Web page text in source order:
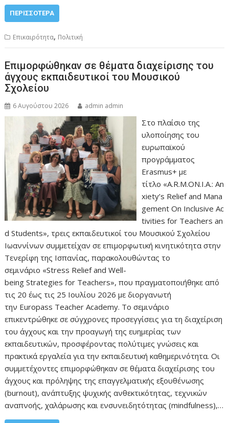
ΠΕΡΙΣΣΌΤΕΡΑ
Επικαιρότητα, Πολιτική
Eπιμορφώθηκαν σε θέματα διαχείρισης του
άγχους εκπαιδευτικοί του Μουσικού
Σχολείου
6 Αυγούστου 2026 admin admin
Στο πλαίσιο της
υλοποίησης του
ευρωπαϊκού
προγράμματος
Erasmus+ με
τίτλο «A.R.M.ON.I.A.: An
xiety’s Relief and Mana
gement On Inclusive Ac
tivities for Teachers an
d Students», τρεις εκπαιδευτικοί του Μουσικού Σχολείου
Ιωαννίνων συμμετείχαν σε επιμορφωτική κινητικότητα στην
Τενερίφη της Ισπανίας, παρακολουθώντας το
σεμινάριο «Stress Relief and Well-
being Strategies for Teachers», που πραγματοποιήθηκε από
τις 20 έως τις 25 Ιουλίου 2026 με διοργανωτή
την Europass Teacher Academy. Το σεμινάριο
επικεντρώθηκε σε σύγχρονες προσεγγίσεις για τη διαχείριση
του άγχους και την προαγωγή της ευημερίας των
εκπαιδευτικών, προσφέροντας πολύτιμες γνώσεις και
πρακτικά εργαλεία για την εκπαιδευτική καθημερινότητα. Οι
συμμετέχοντες επιμορφώθηκαν σε θέματα διαχείρισης του
άγχους και πρόληψης της επαγγελματικής εξουθένωσης
(burnout), ανάπτυξης ψυχικής ανθεκτικότητας, τεχνικών
αναπνοής, χαλάρωσης και ενσυνειδητότητας (mindfulness),…